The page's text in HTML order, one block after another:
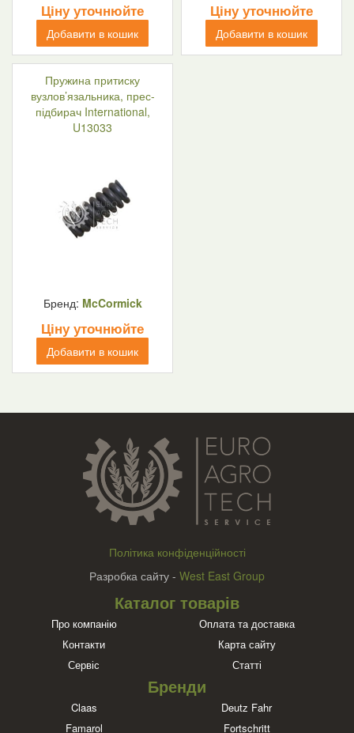
Ціну уточнюйте
Добавити в кошик
Ціну уточнюйте
Добавити в кошик
Пружина притиску
вузлов’язальника, прес-
підбирач International,
U13033
Бренд: McCormick
Ціну уточнюйте
Добавити в кошик
Політика конфіденційності
Разробка сайту - West East Group
Каталог товарів
Про компанію
Оплата та доставка
Контакти
Карта сайту
Сервіс
Статті
Бренди
Claas
Deutz Fahr
Famarol
Fortschritt